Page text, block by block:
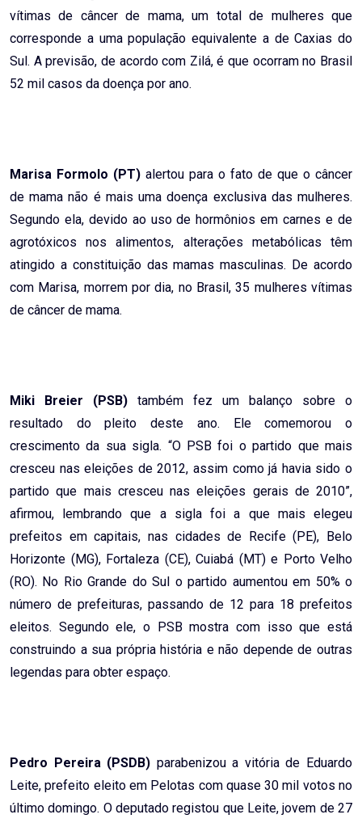
vítimas de câncer de mama, um total de mulheres que
corresponde a uma população equivalente a de Caxias do
Sul. A previsão, de acordo com Zilá, é que ocorram no Brasil
52 mil casos da doença por ano.
Marisa Formolo (PT) alertou para o fato de que o câncer
de mama não é mais uma doença exclusiva das mulheres.
Segundo ela, devido ao uso de hormônios em carnes e de
agrotóxicos nos alimentos, alterações metabólicas têm
atingido a constituição das mamas masculinas. De acordo
com Marisa, morrem por dia, no Brasil, 35 mulheres vítimas
de câncer de mama.
Miki Breier (PSB) também fez um balanço sobre o
resultado do pleito deste ano. Ele comemorou o
crescimento da sua sigla. “O PSB foi o partido que mais
cresceu nas eleições de 2012, assim como já havia sido o
partido que mais cresceu nas eleições gerais de 2010”,
afirmou, lembrando que a sigla foi a que mais elegeu
prefeitos em capitais, nas cidades de Recife (PE), Belo
Horizonte (MG), Fortaleza (CE), Cuiabá (MT) e Porto Velho
(RO). No Rio Grande do Sul o partido aumentou em 50% o
número de prefeituras, passando de 12 para 18 prefeitos
eleitos. Segundo ele, o PSB mostra com isso que está
construindo a sua própria história e não depende de outras
legendas para obter espaço.
Pedro Pereira (PSDB) parabenizou a vitória de Eduardo
Leite, prefeito eleito em Pelotas com quase 30 mil votos no
último domingo. O deputado registou que Leite, jovem de 27